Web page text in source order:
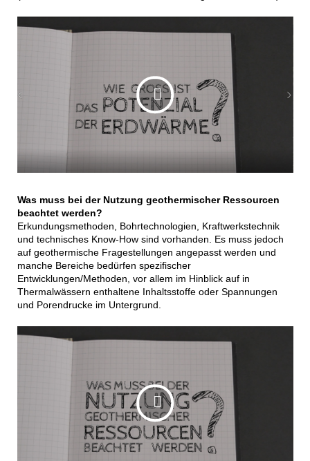
Was muss bei der Nutzung geothermischer Ressourcen
beachtet werden?
Erkundungsmethoden, Bohrtechnologien, Kraftwerkstechnik
und technisches Know-How sind vorhanden. Es muss jedoch
auf geothermische Fragestellungen angepasst werden und
manche Bereiche bedürfen spezifischer
Entwicklungen/Methoden, vor allem im Hinblick auf in
Thermalwässern enthaltene Inhaltsstoffe oder Spannungen
und Porendrucke im Untergrund.